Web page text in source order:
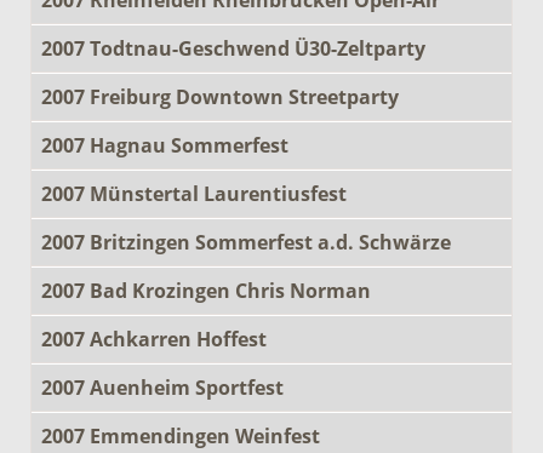
2007 Todtnau-Geschwend Ü30-Zeltparty
2007 Freiburg Downtown Streetparty
2007 Hagnau Sommerfest
2007 Münstertal Laurentiusfest
2007 Britzingen Sommerfest a.d. Schwärze
2007 Bad Krozingen Chris Norman
2007 Achkarren Hoffest
2007 Auenheim Sportfest
2007 Emmendingen Weinfest